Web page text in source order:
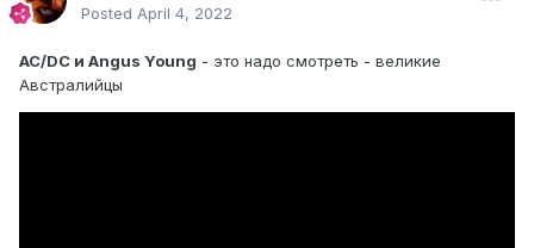
Posted April 4, 2022
AC/DC и Angus Young - это надо смотреть - великие
Австралийцы